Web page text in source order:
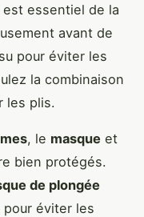
essentiel de la
avant de
pour éviter les
la combinaison
les plis.
, le masque et
bien protégés.
de plongée
éviter les